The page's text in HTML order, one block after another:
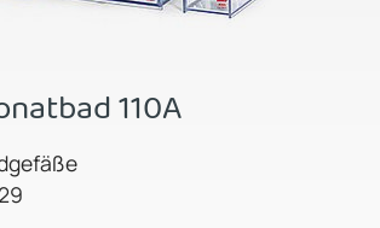
110A